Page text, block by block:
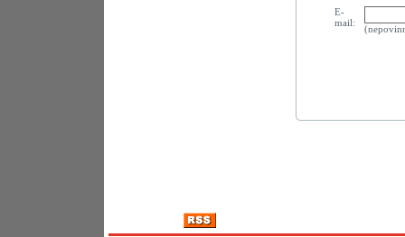
E-
mail: